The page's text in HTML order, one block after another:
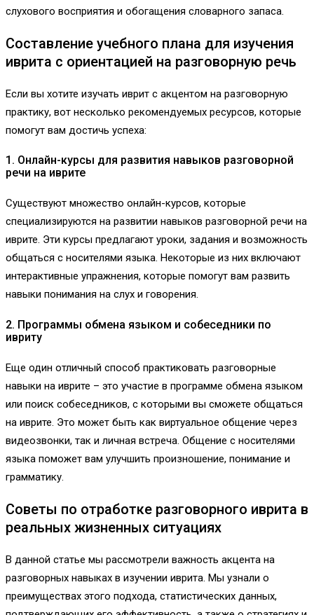
слухового восприятия и обогащения словарного запаса.
Составление учебного плана для изучения
иврита с ориентацией на разговорную речь
Если вы хотите изучать иврит с акцентом на разговорную
практику, вот несколько рекомендуемых ресурсов, которые
помогут вам достичь успеха:
1. Онлайн-курсы для развития навыков разговорной
речи на иврите
Существуют множество онлайн-курсов, которые
специализируются на развитии навыков разговорной речи на
иврите. Эти курсы предлагают уроки, задания и возможность
общаться с носителями языка. Некоторые из них включают
интерактивные упражнения, которые помогут вам развить
навыки понимания на слух и говорения.
2. Программы обмена языком и собеседники по
ивриту
Еще один отличный способ практиковать разговорные
навыки на иврите – это участие в программе обмена языком
или поиск собеседников, с которыми вы сможете общаться
на иврите. Это может быть как виртуальное общение через
видеозвонки, так и личная встреча. Общение с носителями
языка поможет вам улучшить произношение, понимание и
грамматику.
Советы по отработке разговорного иврита в
реальных жизненных ситуациях
В данной статье мы рассмотрели важность акцента на
разговорных навыках в изучении иврита. Мы узнали о
преимуществах этого подхода, статистических данных,